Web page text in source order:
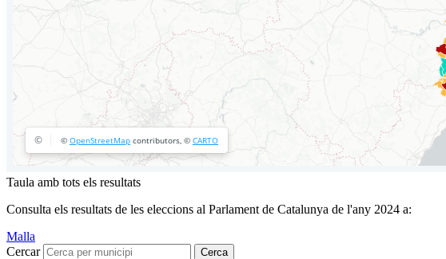
Taula amb tots els resultats
Consulta els resultats de les eleccions al Parlament de Catalunya de l'any 2024 a:
Malla
Cercar
Cerca